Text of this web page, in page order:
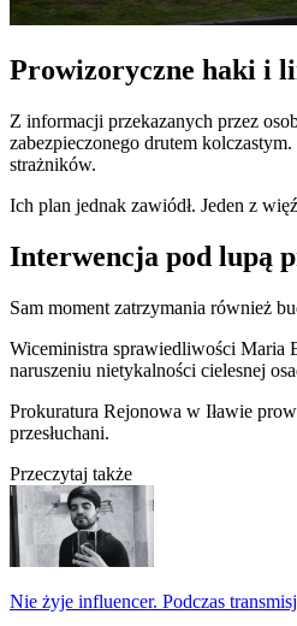
Prowizoryczne haki i
Z informacji przekazanych przez
zabezpieczonego drutem
strażników.
Ich plan jednak zawiódł. Jeden z
Interwencja pod lupą
Sam moment zatrzymania również
Wiceministra sprawiedliwości Maria
naruszeniu nietykalności cielesnej
Prokuratura Rejonowa w Iławie
przesłuchani.
Przeczytaj także
Nie żyje influencer. Podczas